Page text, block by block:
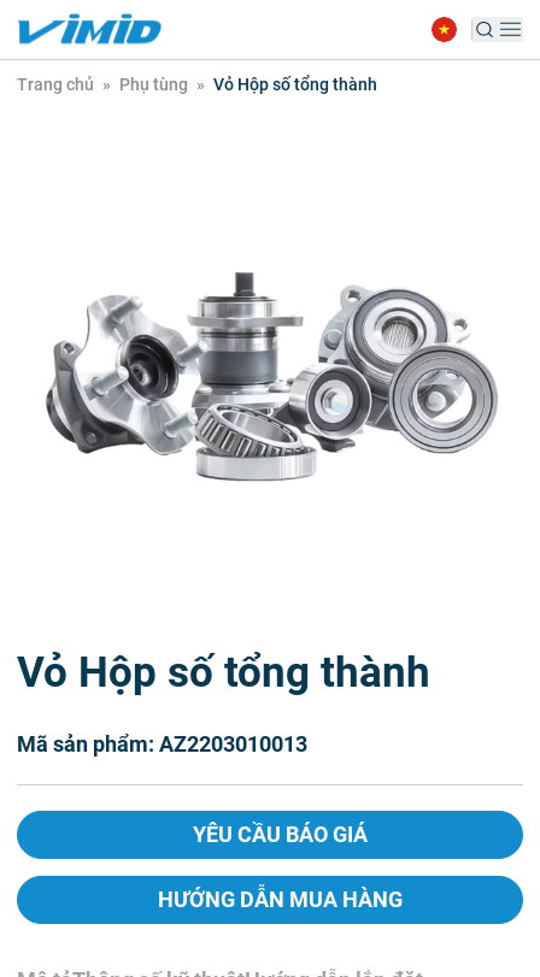
Trang chủ » Phụ tùng » Vỏ Hộp số tổng thành
Vỏ Hộp số tổng thành
Mã sản phẩm: AZ2203010013
YÊU CẦU BÁO GIÁ
HƯỚNG DẪN MUA HÀNG